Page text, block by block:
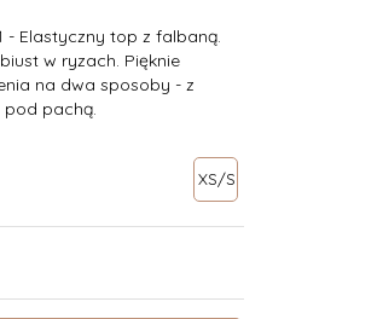
- Elastyczny top z falbaną.
w ryzach. Pięknie
na dwa sposoby - z
pachą.
XS/S